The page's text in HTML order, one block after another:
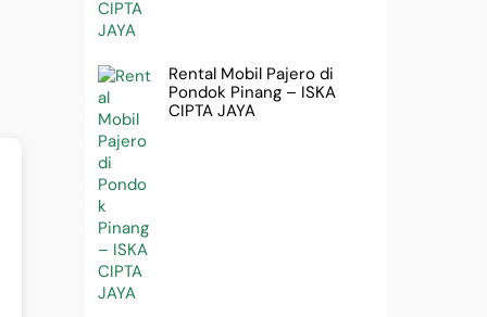
Rental Mobil Pajero di
Pondok Pinang – ISKA
CIPTA JAYA